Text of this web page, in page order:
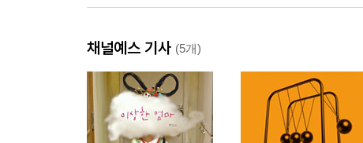
채널예스 기사 (5개)